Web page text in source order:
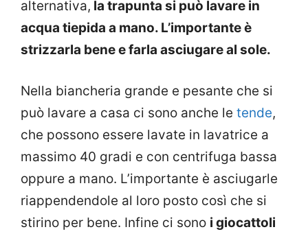
alternativa, la trapunta si può lavare in
acqua tiepida a mano. L’importante è
strizzarla bene e farla asciugare al sole.
Nella biancheria grande e pesante che si
può lavare a casa ci sono anche le tende,
che possono essere lavate in lavatrice a
massimo 40 gradi e con centrifuga bassa
oppure a mano. L’importante è asciugarle
riappendendole al loro posto così che si
stirino per bene. Infine ci sono i giocattoli